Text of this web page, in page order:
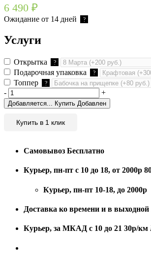
6 490 ₽
Ожидание от 14 дней ?
Услуги
Открытка ?
Подарочная упаковка ?
Топпер ?
- +
Добавляется... Купить Добавлен
Купить в 1 клик
Самовывоз Бесплатно
Курьер, пн-пт с 10 до 18, от 2000р
Курьер, пн-пт 10-18, до
Доставка ко времени и в выходной
Курьер, за МКАД с 10 до 21 30р/км